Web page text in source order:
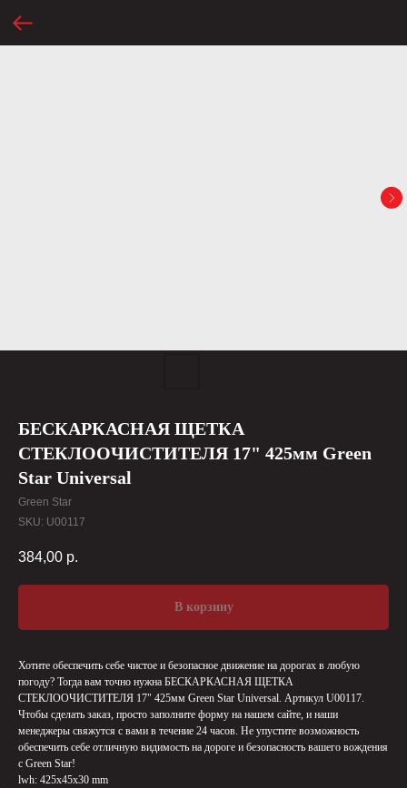
БЕСКАРКАСНАЯ ЩЕТКА
СТЕКЛООЧИСТИТЕЛЯ 17" 425мм Green
Star Universal
Green Star
SKU: U00117
384,00 р.
В корзину
Хотите обеспечить себе чистое и безопасное движение на дорогах в любую
погоду? Тогда вам точно нужна БЕСКАРКАСНАЯ ЩЕТКА
СТЕКЛООЧИСТИТЕЛЯ 17" 425мм Green Star Universal. Артикул U00117.
Чтобы сделать заказ, просто заполните форму на нашем сайте, и наши
менеджеры свяжутся с вами в течение 24 часов. Не упустите возможность
обеспечить себе отличную видимость на дороге и безопасность вашего вождения
с Green Star!
lwh: 425x45x30 mm